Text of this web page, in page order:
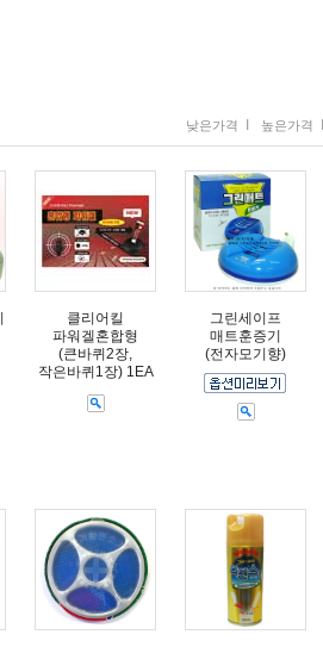
낮은가격 높은가격
클리어킬
파워겔혼합형
(큰바퀴2장,
작은바퀴1장) 1EA
그린세이프
매트훈증기
(전자모기향)